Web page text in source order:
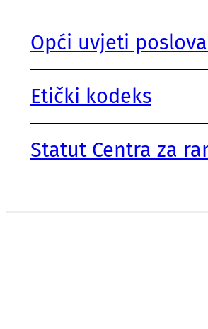
Opći uvjeti
Etički kodeks
Statut Centra za